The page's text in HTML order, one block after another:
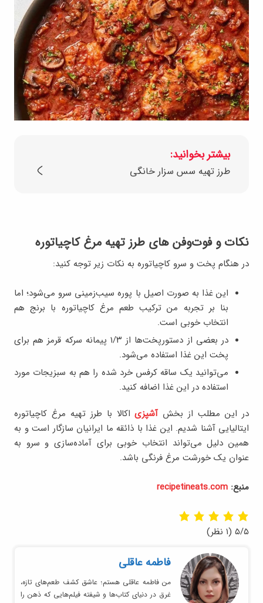
بیشتر بخوانید:
طرز تهیه سس سزار خانگی
نکات و فوت‌وفن‌ های طرز تهیه مرغ کاچیاتوره
در هنگام پخت و سرو کاچیاتوره به نکات زیر توجه کنید:
این غذا به صورت اصیل با پوره سیب‌زمینی سرو می‌شود؛ اما
بنا بر تجربه من ترکیب طعم مرغ کاچیاتوره با برنج هم
انتخاب خوبی است.
در بعضی از دستورپخت‌ها از ۱/۳ پیمانه سرکه قرمز هم برای
پخت این غذا استفاده می‌شود.
می‌توانید یک ساقه کرفس خرد شده را هم به سبزیجات مورد
استفاده در این غذا اضافه کنید.
در این مطلب از بخش آشپزیاکالا با طرز تهیه مرغ کاچیاتوره
ایتالیایی آشنا شدیم. این غذا با ذائقه ما ایرانیان سازگار است و به
همین دلیل می‌تواند انتخاب خوبی برای آماده‌سازی و سرو به
عنوان یک خورشت مرغ فرنگی باشد.
منبع: recipetineats.com
۵/۵ (۱ نظر)
فاطمه عاقلی
من فاطمه عاقلی هستم؛ عاشق کشف طعم‌های تازه،
غرق در دنیای کتاب‌ها و شیفته فیلم‌هایی که ذهن را